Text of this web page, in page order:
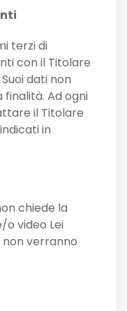
terzi di
con il Titolare
dati non
Ad ogni
il Titolare
in
chiede la
video Lei
non verranno